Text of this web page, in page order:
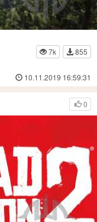
7k
855
10.11.2019 16:59:31
0